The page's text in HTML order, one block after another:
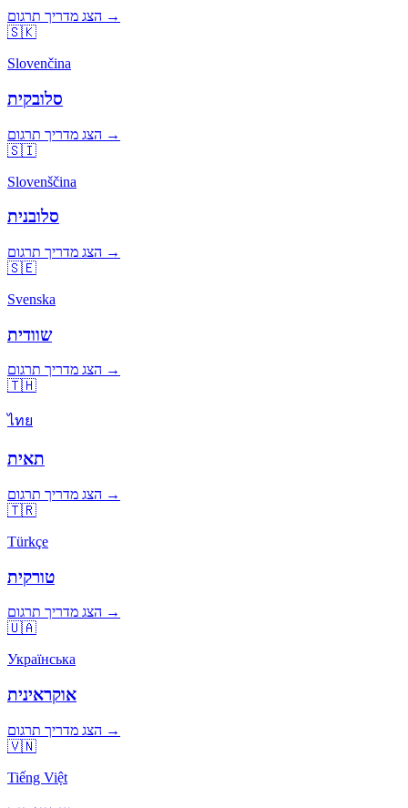
הצג מדריך תרגום →
🇸🇰
Slovenčina
סלובקית
הצג מדריך תרגום →
🇸🇮
Slovenščina
סלובנית
הצג מדריך תרגום →
🇸🇪
Svenska
שוודית
הצג מדריך תרגום →
🇹🇭
ไทย
תאית
הצג מדריך תרגום →
🇹🇷
Türkçe
טורקית
הצג מדריך תרגום →
🇺🇦
Українська
אוקראינית
הצג מדריך תרגום →
🇻🇳
Tiếng Việt